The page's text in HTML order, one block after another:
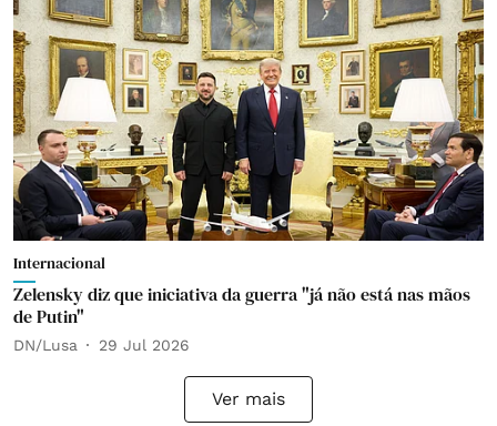
Internacional
Zelensky diz que iniciativa da guerra "já não está nas mãos
de Putin"
DN/Lusa 29 Jul 2026
Ver mais